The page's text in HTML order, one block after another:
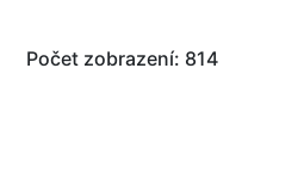
Počet zobrazení: 814